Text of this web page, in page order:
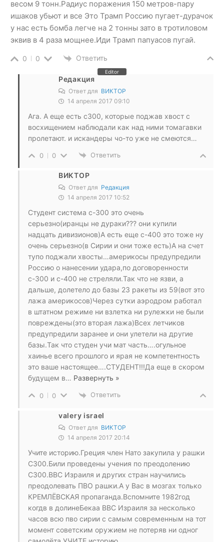
весом 9 тонн.Радиус поражения 150 метров-пару
ишаков убьют и все Это Трамп Россию пугает-дурачок
у нас есть бомба легче на 2 тонны зато в тротиловом
эквив в 4 раза мощнее.Иди Трамп папуасов пугай.
0 0 Ответить
Редакция
Editor
Ответ для ВИКТОР
14 апреля 2017 09:10
Ага. А еще есть с300, которые поджав хвост с
восхищением наблюдали как над ними томагавки
пролетают. и искандеры чо-то уже не смеются…
0 0 Ответить
ВИКТОР
Ответ для Редакция
14 апреля 2017 10:52
Студент система с-300 это очень
серьезно(иранцы не дураки??? они купили
надцать дивизионов)А есть еще с-400 это тоже ну
очень серьезно(в Сирии и они тоже есть)А на счет
тупо поджали хвосты…америкосы предупредили
Россию о нанесении удара,по договоренности
с-300 и с-400 не стреляли.Так что не язви, а
дальше, долетело до базы 23 ракеты из 59(вот это
лажа америкосов)Через сутки аэродром работал
в штатном режиме ни взлетка ни рулежки не были
повреждены(это вторая лажа)Всех летчиков
предупредили заранее и они улетели на другие
базы.Так что студен учи мат часть….огульное
хаинье всего прошлого и ярая не компетентность
это ваше настоящее….СТУДЕНТ!!!Да еще в скором
будущем в… Развернуть »
0 0 Ответить
valery israel
Ответ для ВИКТОР
14 апреля 2017 20:14
Учите историю.Греция член Нато закупила у рашки
С300.Били проведены учения по преодолению
С300.ВВС Израиля и других стран научились
преодолевать ПВО рашки.А у Вас в мозгах только
КРЕМЛЁВСКАЯ пропаганда.Вспомните 1982год
когдв в долинеБекаа ВВС Израиля за несколько
часов всю пво сирии с самым современным на тот
момент советским оружием не потеряв ни одног